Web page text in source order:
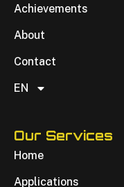
Achievements
About
Contact
EN
Our Services
Home
Applications